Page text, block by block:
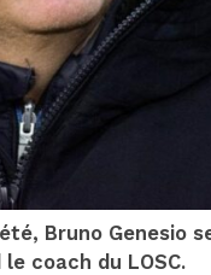
Bruno Genesio
coach du LOSC.